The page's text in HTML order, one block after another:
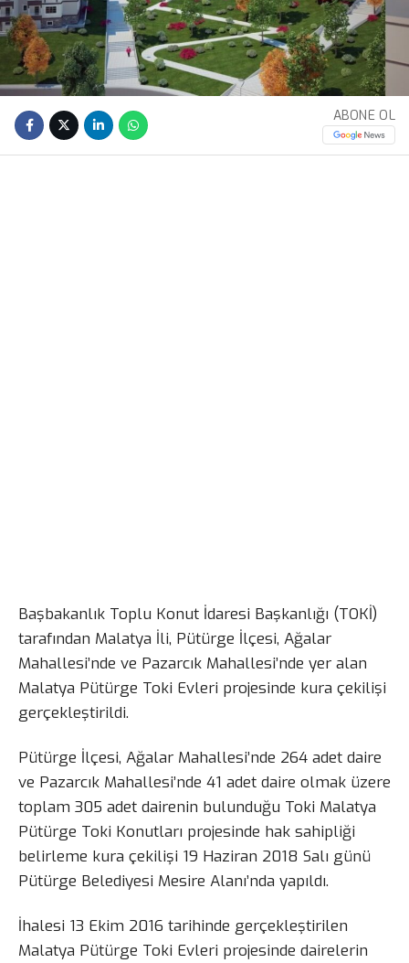
ABONE OL
Başbakanlık Toplu Konut İdaresi Başkanlığı (TOKİ)
tarafından Malatya İli, Pütürge İlçesi, Ağalar
Mahallesi’nde ve Pazarcık Mahallesi’nde yer alan
Malatya Pütürge Toki Evleri projesinde kura çekilişi
gerçekleştirildi.
Pütürge İlçesi, Ağalar Mahallesi’nde 264 adet daire
ve Pazarcık Mahallesi’nde 41 adet daire olmak üzere
toplam 305 adet dairenin bulunduğu Toki Malatya
Pütürge Toki Konutları projesinde hak sahipliği
belirleme kura çekilişi 19 Haziran 2018 Salı günü
Pütürge Belediyesi Mesire Alanı’nda yapıldı.
İhalesi 13 Ekim 2016 tarihinde gerçekleştirilen
Malatya Pütürge Toki Evleri projesinde dairelerin